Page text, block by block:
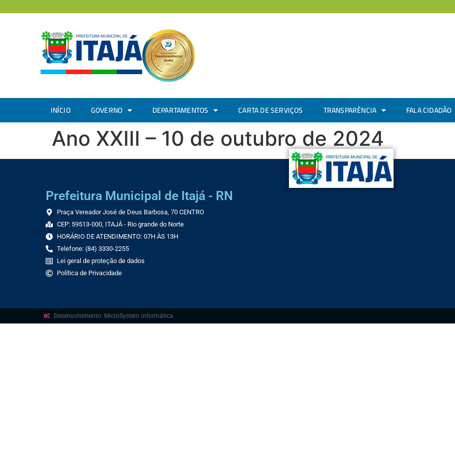
INÍCIO GOVERNO DEPARTAMENTOS CARTA DE SERVIÇOS TRANSPARÊNCIA FALA CIDADÃO
Ano XXIII – 10 de outubro de 2024
Prefeitura Municipal de Itajá - RN
Praça Vereador José de Deus Barbosa, 70 CENTRO
CEP: 59513-000, ITAJÁ - Rio grande do Norte
HORÁRIO DE ATENDIMENTO: 07H ÀS 13H
Telefone: (84) 3330-2255
Lei geral de proteção de dados
Política de Privacidade
Desenvolvimento: MicroSystem informática